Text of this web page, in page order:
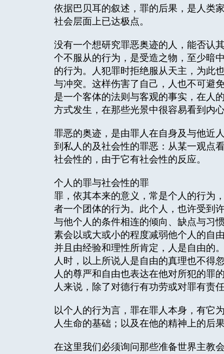
依据巴贝耳的叙述，罪的后果，是人类
社会层面上已达极点。
没有一个想研究罪恶奥迹的人，能否认
个不服从的行为，是受造之物，至少暗
的行为。人犯罪时拒绝服从天主，为此
与冲突。这样伤害了自己，人也不可避
是一个客体的法则与客观的事实，在人
方式发生，在那些光景中很容易看到内
罪恶的奥迹，是由罪人在自身及与他近
到私人的及社会性的罪恶：从某一观点
社会性的，由于它有社会性的反应。
个人的罪与社会性的罪
罪，依其本来的意义，常是个人的行为
者一个团体的行为。此个人，也许受到
与他个人的条件相连的倾向、缺点与习
素会以或大或小的程度减弱他个人的自
并且由经验和理性所肯定，人是自由的
人时，以上所说人是自由的真理也不得
人的尊严和自由也表达在他对所犯的罪
人来说，除了对德行有功劳或对罪有责
以个人的行为言，罪在罪人本身，有它
人生命的基础；以及在他的精神上的后
在这里我们必须询问那些准备世界主教